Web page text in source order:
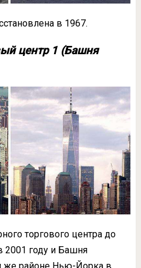
в 1967.
центр 1 (Башня
торгового центра до
2001 году и Башня